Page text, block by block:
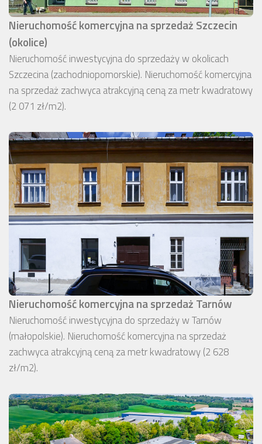
Nieruchomość komercyjna na sprzedaż Szczecin
(okolice)
Nieruchomość inwestycyjna do sprzedaży w okolicach
Szczecina (zachodniopomorskie). Nieruchomość komercyjna
na sprzedaż zachwyca atrakcyjną ceną za metr kwadratowy
(2 071 zł/m2).
Nieruchomość komercyjna na sprzedaż Tarnów
Nieruchomość inwestycyjna do sprzedaży w Tarnów
(małopolskie). Nieruchomość komercyjna na sprzedaż
zachwyca atrakcyjną ceną za metr kwadratowy (2 628
zł/m2).